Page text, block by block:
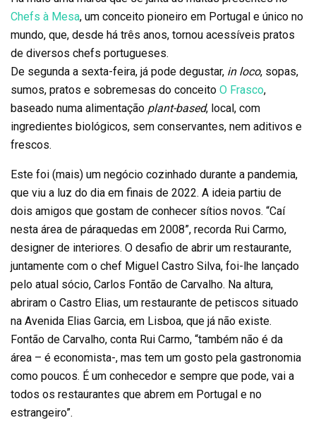
Chefs à Mesa, um conceito pioneiro em Portugal e único no
mundo, que, desde há três anos, tornou acessíveis pratos
de diversos chefs portugueses.
De segunda a sexta-feira, já pode degustar, in loco, sopas,
sumos, pratos e sobremesas do conceito O Frasco,
baseado numa alimentação plant-based, local, com
ingredientes biológicos, sem conservantes, nem aditivos e
frescos.
Este foi (mais) um negócio cozinhado durante a pandemia,
que viu a luz do dia em finais de 2022. A ideia partiu de
dois amigos que gostam de conhecer sítios novos. “Caí
nesta área de páraquedas em 2008”, recorda Rui Carmo,
designer de interiores. O desafio de abrir um restaurante,
juntamente com o chef Miguel Castro Silva, foi-lhe lançado
pelo atual sócio, Carlos Fontão de Carvalho. Na altura,
abriram o Castro Elias, um restaurante de petiscos situado
na Avenida Elias Garcia, em Lisboa, que já não existe.
Fontão de Carvalho, conta Rui Carmo, “também não é da
área – é economista-, mas tem um gosto pela gastronomia
como poucos. É um conhecedor e sempre que pode, vai a
todos os restaurantes que abrem em Portugal e no
estrangeiro”.